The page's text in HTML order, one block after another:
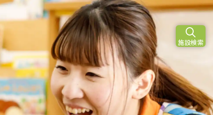
長野エリア 東京都世田谷
も園
サン・サンこども園
グレイスフル塩尻
ロゴマークの由来
地域共生
ハラスメント
相談窓口
2026年
10月
開設予定
施設検索